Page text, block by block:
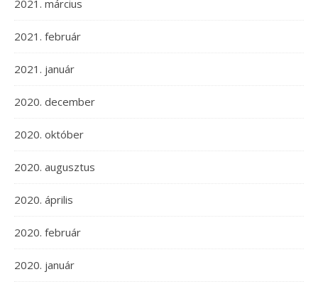
2021. március
2021. február
2021. január
2020. december
2020. október
2020. augusztus
2020. április
2020. február
2020. január